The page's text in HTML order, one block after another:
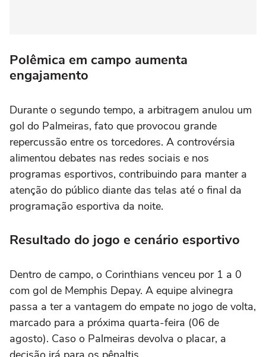
Polêmica em campo aumenta
engajamento
Durante o segundo tempo, a arbitragem anulou um
gol do Palmeiras, fato que provocou grande
repercussão entre os torcedores. A controvérsia
alimentou debates nas redes sociais e nos
programas esportivos, contribuindo para manter a
atenção do público diante das telas até o final da
programação esportiva da noite.
Resultado do jogo e cenário esportivo
Dentro de campo, o Corinthians venceu por 1 a 0
com gol de Memphis Depay. A equipe alvinegra
passa a ter a vantagem do empate no jogo de volta,
marcado para a próxima quarta-feira (06 de
agosto). Caso o Palmeiras devolva o placar, a